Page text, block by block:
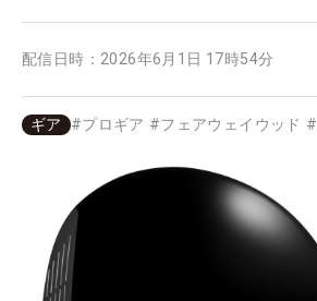
配信日時： 2026年6月1日 17時54分
ギア #プロギア #フェアウェイウッド #